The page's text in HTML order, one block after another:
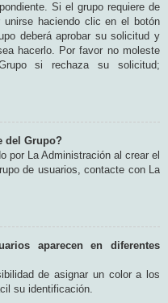
Si el grupo requiere de
unirse haciendo clic en el botón
deberá aprobar su solicitud y
hacerlo. Por favor no moleste
si rechaza su solicitud;
del Grupo?
por La Administración al crear el
de usuarios, contacte con La
aparecen en diferentes
de asignar un color a los
su identificación.